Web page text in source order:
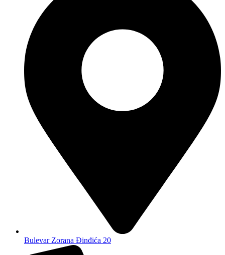
Bulevar Zorana Đinđića 20